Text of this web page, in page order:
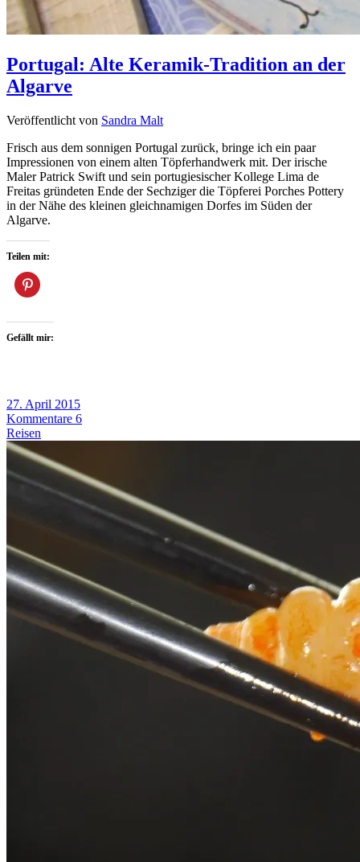
Portugal: Alte Keramik-Tradition an der
Algarve
Veröffentlicht von Sandra Malt
Frisch aus dem sonnigen Portugal zurück, bringe ich ein paar
Impressionen von einem alten Töpferhandwerk mit. Der irische
Maler Patrick Swift und sein portugiesischer Kollege Lima de
Freitas gründeten Ende der Sechziger die Töpferei Porches Pottery
in der Nähe des kleinen gleichnamigen Dorfes im Süden der
Algarve.
Teilen mit:
Gefällt mir:
27. April 2015
Kommentare 6
Reisen